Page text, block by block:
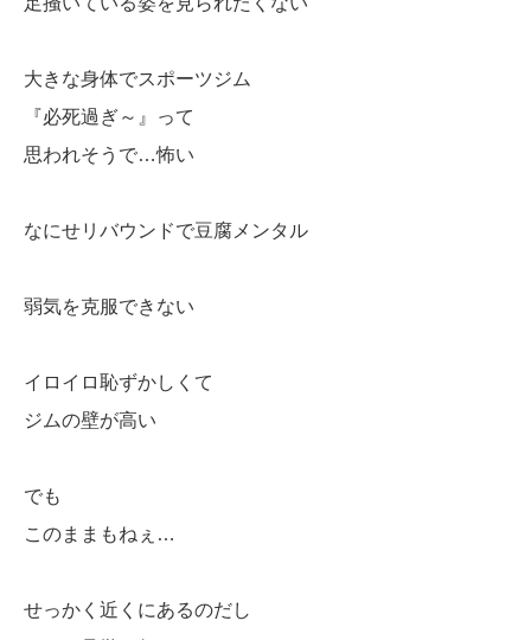
大きな身体でスポーツジム
『必死過ぎ～』って
思われそうで…怖い
なにせリバウンドで豆腐メンタル
弱気を克服できない
イロイロ恥ずかしくて
ジムの壁が高い
でも
このままもねぇ…
せっかく近くにあるのだし